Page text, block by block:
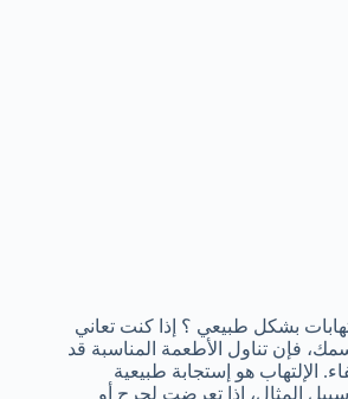
بشكل طبيعي ؟ إذا كنت تعاني
فإن تناول الأطعمة المناسبة قد
الإلتهاب هو إستجابة طبيعية
المثال، إذا تعرضت لجرح أو